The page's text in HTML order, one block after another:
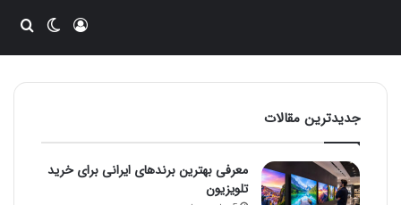
ورودتغییر
جدیدترین مقالات
معرفی بهترین برندهای ایرانی برای خرید
تلویزیون